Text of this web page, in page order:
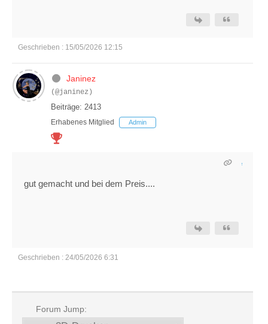
Geschrieben : 15/05/2026 12:15
Janinez
(@janinez)
Beiträge: 2413
Erhabenes Mitglied Admin
gut gemacht und bei dem Preis....
Geschrieben : 24/05/2026 6:31
Forum Jump: